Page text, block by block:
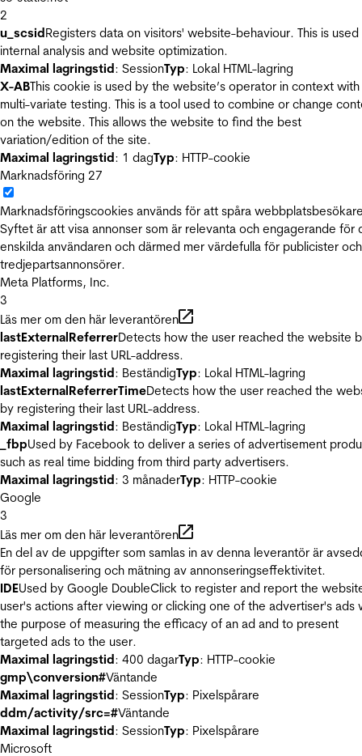
2
u_scsidRegisters data on visitors' website-behaviour. This is
internal analysis and website optimization.
Maximal lagringstid: SessionTyp: Lokal HTML-lagring
X-ABThis cookie is used by the website’s operator in context with
multi-variate testing. This is a tool used to combine or change
on the website. This allows the website to find the best
variation/edition of the site.
Maximal lagringstid: 1 dagTyp: HTTP-cookie
Marknadsföring 27
Marknadsföringscookies används för att spåra
Syftet är att visa annonser som är relevanta och engagerande för
enskilda användaren och därmed mer värdefulla för publicister och
tredjepartsannonsörer.
Meta Platforms, Inc.
3
Läs mer om den här leverantören
lastExternalReferrerDetects how the user reached the website
registering their last URL-address.
Maximal lagringstid: BeständigTyp: Lokal HTML-lagring
lastExternalReferrerTimeDetects how the user reached the
by registering their last URL-address.
Maximal lagringstid: BeständigTyp: Lokal HTML-lagring
_fbpUsed by Facebook to deliver a series of advertisement
such as real time bidding from third party advertisers.
Maximal lagringstid: 3 månaderTyp: HTTP-cookie
Google
3
Läs mer om den här leverantören
En del av de uppgifter som samlas in av denna leverantör är
för personalisering och mätning av annonseringseffektivitet.
IDEUsed by Google DoubleClick to register and report the
user's actions after viewing or clicking one of the advertiser's ads
the purpose of measuring the efficacy of an ad and to present
targeted ads to the user.
Maximal lagringstid: 400 dagarTyp: HTTP-cookie
gmp\conversion#Väntande
Maximal lagringstid: SessionTyp: Pixelspårare
ddm/activity/src=#Väntande
Maximal lagringstid: SessionTyp: Pixelspårare
Microsoft